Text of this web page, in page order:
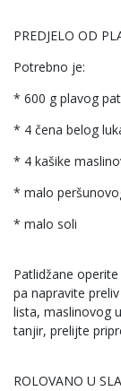
PREDJELO OD
Potrebno je:
* 600 g plavog
* 4 čena belog
* 4 kašike
* malo
* malo soli
Patlidžane
pa napravite
lista, maslinovog
tanjir, prelijte
ROLOVANO U